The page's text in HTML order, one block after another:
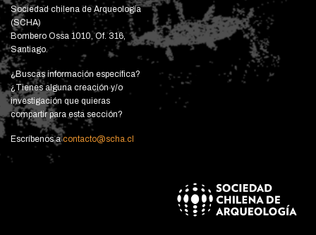
Sociedad chilena de Arqueología
(SCHA)
Bombero Ossa 1010, Of. 316,
Santiago.
¿Buscas información específica?
¿Tienes alguna creación y/o
investigación que quieras
compartir para esta sección?
Escríbenos acontacto@scha.cl